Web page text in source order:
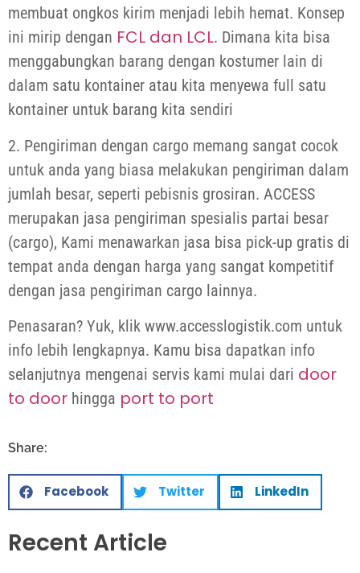
membuat ongkos kirim menjadi lebih hemat. Konsep
ini mirip dengan FCL dan LCL. Dimana kita bisa
menggabungkan barang dengan kostumer lain di
dalam satu kontainer atau kita menyewa full satu
kontainer untuk barang kita sendiri
2. Pengiriman dengan cargo memang sangat cocok
untuk anda yang biasa melakukan pengiriman dalam
jumlah besar, seperti pebisnis grosiran. ACCESS
merupakan jasa pengiriman spesialis partai besar
(cargo), Kami menawarkan jasa bisa pick-up gratis di
tempat anda dengan harga yang sangat kompetitif
dengan jasa pengiriman cargo lainnya.
Penasaran? Yuk, klik www.accesslogistik.com untuk
info lebih lengkapnya. Kamu bisa dapatkan info
selanjutnya mengenai servis kami mulai dari door
to door hingga port to port
Share:
Facebook Twitter LinkedIn
Recent Article